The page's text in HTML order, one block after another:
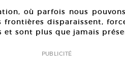
où parfois nous
disparaissent,
sont plus que jamais
PUBLICITÉ